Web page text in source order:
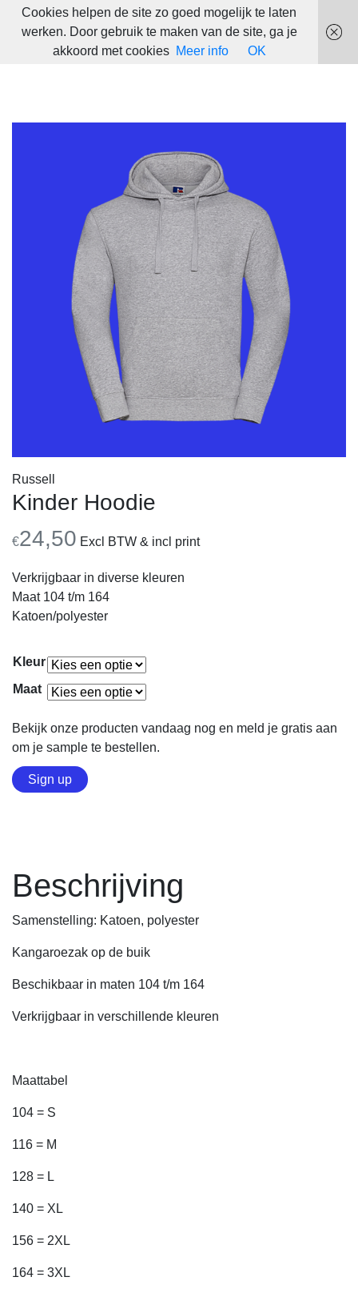
Russell
Kinder Hoodie
€24,50 Excl BTW & incl print
Verkrijgbaar in diverse kleuren
Maat 104 t/m 164
Katoen/polyester
Kleur
Maat
Bekijk onze producten vandaag nog en meld je gratis aan
om je sample te bestellen.
Sign up
Beschrijving
Samenstelling: Katoen, polyester
Kangaroezak op de buik
Beschikbaar in maten 104 t/m 164
Verkrijgbaar in verschillende kleuren
Maattabel
104 = S
116 = M
128 = L
140 = XL
156 = 2XL
164 = 3XL
Cookies helpen de site zo goed mogelijk te laten
werken. Door gebruik te maken van de site, ga je
akkoord met cookies
Meer info OK